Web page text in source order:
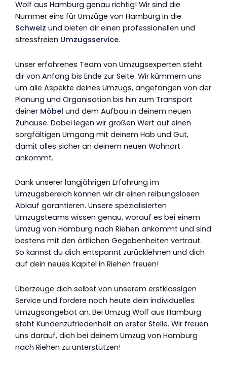
Wolf aus Hamburg genau richtig! Wir sind die
Nummer eins für Umzüge von Hamburg in die
Schweiz und bieten dir einen professionellen und
stressfreien Umzugsservice.
Unser erfahrenes Team von Umzugsexperten steht
dir von Anfang bis Ende zur Seite. Wir kümmern uns
um alle Aspekte deines Umzugs, angefangen von der
Planung und Organisation bis hin zum Transport
deiner Möbel und dem Aufbau in deinem neuen
Zuhause. Dabei legen wir großen Wert auf einen
sorgfältigen Umgang mit deinem Hab und Gut,
damit alles sicher an deinem neuen Wohnort
ankommt.
Dank unserer langjährigen Erfahrung im
Umzugsbereich können wir dir einen reibungslosen
Ablauf garantieren. Unsere spezialisierten
Umzugsteams wissen genau, worauf es bei einem
Umzug von Hamburg nach Riehen ankommt und sind
bestens mit den örtlichen Gegebenheiten vertraut.
So kannst du dich entspannt zurücklehnen und dich
auf dein neues Kapitel in Riehen freuen!
Überzeuge dich selbst von unserem erstklassigen
Service und fordere noch heute dein individuelles
Umzugsangebot an. Bei Umzug Wolf aus Hamburg
steht Kundenzufriedenheit an erster Stelle. Wir freuen
uns darauf, dich bei deinem Umzug von Hamburg
nach Riehen zu unterstützen!